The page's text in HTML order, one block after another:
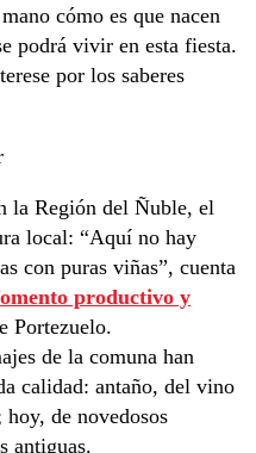
cómo es que nacen
podrá vivir en esta fiesta.
por los saberes
la Región del Ñuble, el
local: “Aquí no hay
con puras viñas”, cuenta
productivo y
Portezuelo.
de la comuna han
calidad: antaño, del vino
de novedosos
antiguas.